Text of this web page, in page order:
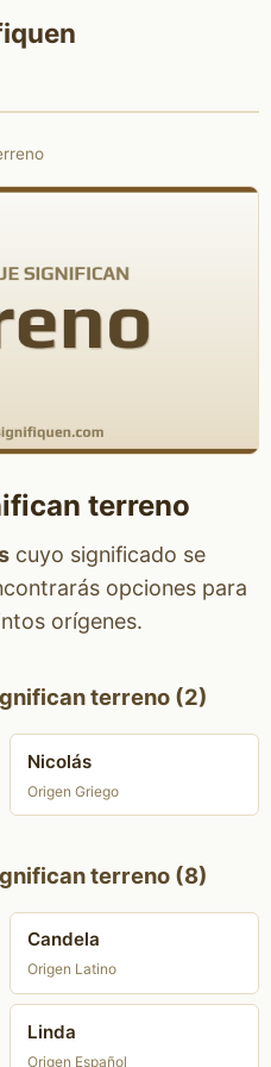
terreno
cuyo significado se
opciones para
orígenes.
terreno (2)
Nicolás
Origen Griego
terreno (8)
Candela
Origen Latino
Linda
Origen Español